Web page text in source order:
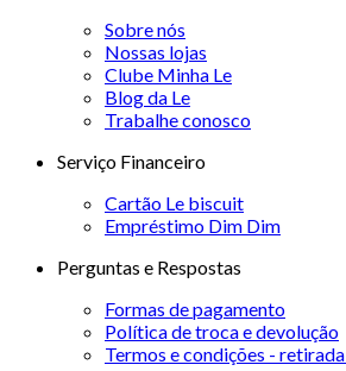
Sobre nós
Nossas lojas
Clube Minha Le
Blog da Le
Trabalhe conosco
Serviço Financeiro
Cartão Le biscuit
Empréstimo Dim Dim
Perguntas e Respostas
Formas de pagamento
Política de troca e devolução
Termos e condições -